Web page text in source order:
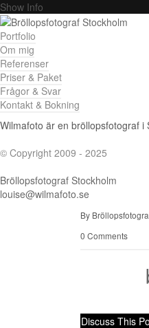
Show Info
Portfolio
Om mig
Referenser
Priser & Paket
Frågor & Svar
Kontakt & Bokning
Wilmafoto är en bröllopsfotograf
© Copyright 2009 - 2025
Bröllopsfotograf Stockholm
louise@wilmafoto.se
By
0 Comments
Discuss This